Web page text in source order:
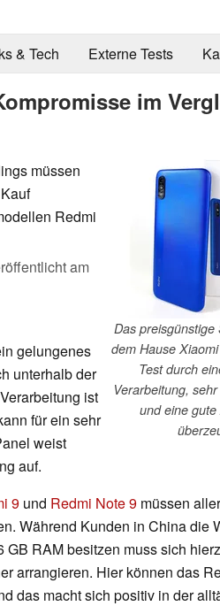
& Tech Externe Tests
im
Das
dem Hause
Test durch
Verarbeitung,
und eine
müssen
Redmi
am
gelungenes
unterhalb der
ist
für ein sehr
weist
auf.
9 und Redmi Note 9 müssen
Während Kunden in China die
RAM besitzen muss sich
arrangieren. Hier können das
das macht sich positiv in der